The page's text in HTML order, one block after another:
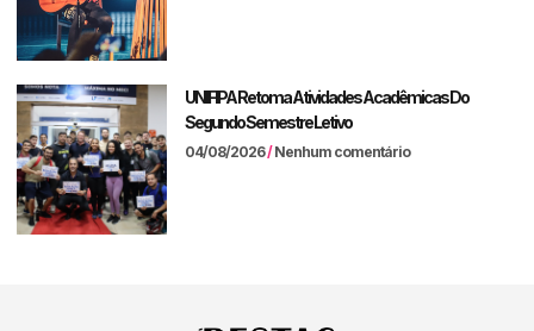
UNIFIPA Retoma Atividades Acadêmicas Do
Segundo Semestre Letivo
04/08/2026 Nenhum comentário